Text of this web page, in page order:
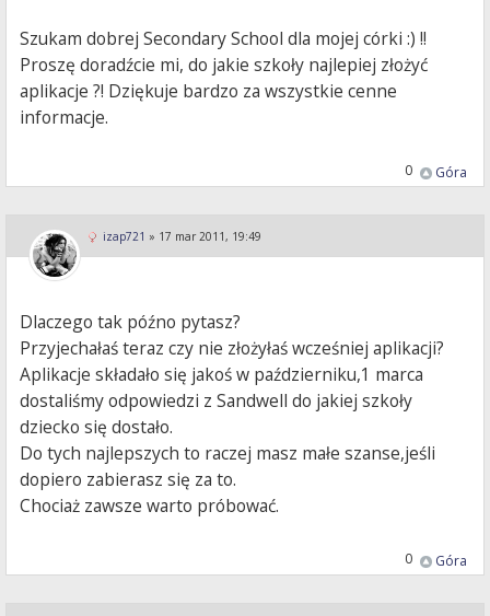
Szukam dobrej Secondary School dla mojej córki :) !!
Proszę doradźcie mi, do jakie szkoły najlepiej złożyć
aplikacje ?! Dziękuje bardzo za wszystkie cenne
informacje.
Góra
0
izap721 » 17 mar 2011, 19:49
Dlaczego tak późno pytasz?
Przyjechałaś teraz czy nie złożyłaś wcześniej aplikacji?
Aplikacje składało się jakoś w październiku,1 marca
dostaliśmy odpowiedzi z Sandwell do jakiej szkoły
dziecko się dostało.
Do tych najlepszych to raczej masz małe szanse,jeśli
dopiero zabierasz się za to.
Chociaż zawsze warto próbować.
Góra
0